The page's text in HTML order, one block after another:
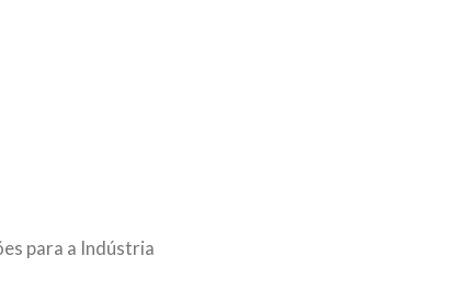
para a Indústria